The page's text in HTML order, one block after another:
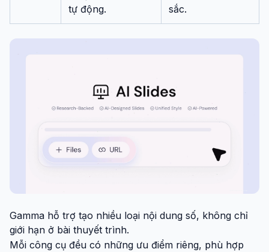
tự động.
sắc.
Gamma hỗ trợ tạo nhiều loại nội dung số, không chỉ
giới hạn ở bài thuyết trình.
Mỗi công cụ đều có những ưu điểm riêng, phù hợp